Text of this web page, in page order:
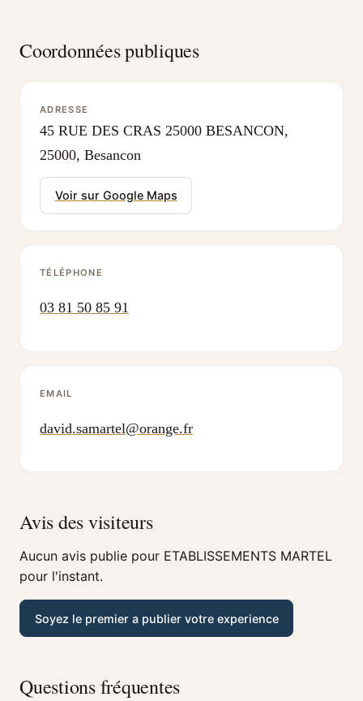
Coordonnées publiques
ADRESSE
45 RUE DES CRAS 25000 BESANCON,
25000, Besancon
Voir sur Google Maps
TÉLÉPHONE
03 81 50 85 91
EMAIL
david.samartel@orange.fr
Avis des visiteurs
Aucun avis publie pour ETABLISSEMENTS MARTEL
pour l'instant.
Soyez le premier a publier votre experience
Questions fréquentes